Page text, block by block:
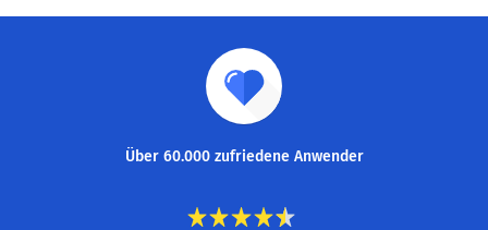
Über 60.000 zufriedene Anwender